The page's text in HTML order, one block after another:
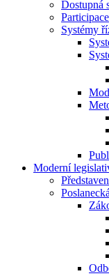
Dostupná
Participace
Systémy
Moderní